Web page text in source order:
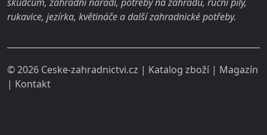
rukavice, jezírka, květináče a další zahradnické potřeby.
© 2026 Ceske-zahradnictvi.cz | Katalog zboží | Magazín
| Kontakt